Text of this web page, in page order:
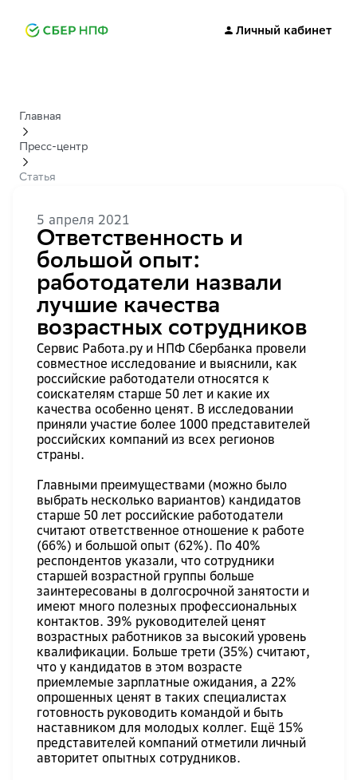
Личный кабинет
Главная
Пресс-центр
Статья
5 апреля 2021
Ответственность и
большой опыт:
работодатели назвали
лучшие качества
возрастных сотрудников
Сервис Работа.ру и НПФ Сбербанка провели
совместное исследование и выяснили, как
российские работодатели относятся к
соискателям старше 50 лет и какие их
качества особенно ценят. В исследовании
приняли участие более 1000 представителей
российских компаний из всех регионов
страны.
Главными преимуществами (можно было
выбрать несколько вариантов) кандидатов
старше 50 лет российские работодатели
считают ответственное отношение к работе
(66%) и большой опыт (62%). По 40%
респондентов указали, что сотрудники
старшей возрастной группы больше
заинтересованы в долгосрочной занятости и
имеют много полезных профессиональных
контактов. 39% руководителей ценят
возрастных работников за высокий уровень
квалификации. Больше трети (35%) считают,
что у кандидатов в этом возрасте
приемлемые зарплатные ожидания, а 22%
опрошенных ценят в таких специалистах
готовность руководить командой и быть
наставником для молодых коллег. Ещё 15%
представителей компаний отметили личный
авторитет опытных сотрудников.